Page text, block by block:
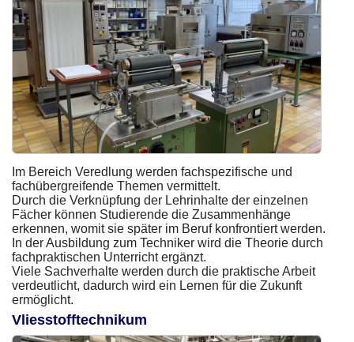
Im Bereich Veredlung werden fachspezifische und
fachübergreifende Themen vermittelt.
Durch die Verknüpfung der Lehrinhalte der einzelnen
Fächer können Studierende die Zusammenhänge
erkennen, womit sie später im Beruf konfrontiert werden.
In der Ausbildung zum Techniker wird die Theorie durch
fachpraktischen Unterricht ergänzt.
Viele Sachverhalte werden durch die praktische Arbeit
verdeutlicht, dadurch wird ein Lernen für die Zukunft
ermöglicht.
Vliesstofftechnikum